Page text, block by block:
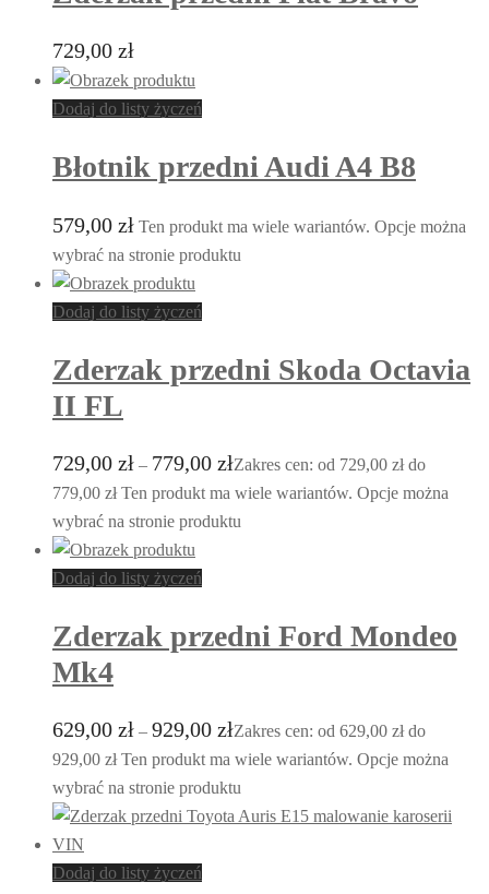
729,00 zł
Dodaj do listy życzeń
Błotnik przedni Audi A4 B8
579,00 zł Ten produkt ma wiele wariantów. Opcje można
wybrać na stronie produktu
Dodaj do listy życzeń
Zderzak przedni Skoda Octavia
II FL
729,00 zł – 779,00 złZakres cen: od 729,00 zł do
779,00 zł Ten produkt ma wiele wariantów. Opcje można
wybrać na stronie produktu
Dodaj do listy życzeń
Zderzak przedni Ford Mondeo
Mk4
629,00 zł – 929,00 złZakres cen: od 629,00 zł do
929,00 zł Ten produkt ma wiele wariantów. Opcje można
wybrać na stronie produktu
Dodaj do listy życzeń